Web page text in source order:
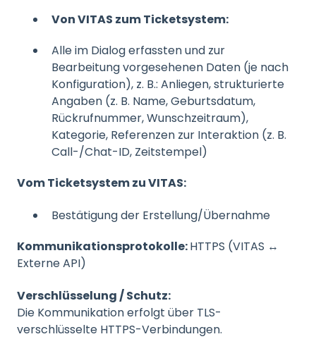
Von VITAS zum Ticketsystem:
Alle im Dialog erfassten und zur
Bearbeitung vorgesehenen Daten (je nach
Konfiguration), z. B.: Anliegen, strukturierte
Angaben (z. B. Name, Geburtsdatum,
Rückrufnummer, Wunschzeitraum),
Kategorie, Referenzen zur Interaktion (z. B.
Call-/Chat-ID, Zeitstempel)
Vom Ticketsystem zu VITAS:
Bestätigung der Erstellung/Übernahme
Kommunikationsprotokolle:HTTPS (VITAS ↔
Externe API)
Verschlüsselung / Schutz:
Die Kommunikation erfolgt über TLS-
verschlüsselte HTTPS-Verbindungen.